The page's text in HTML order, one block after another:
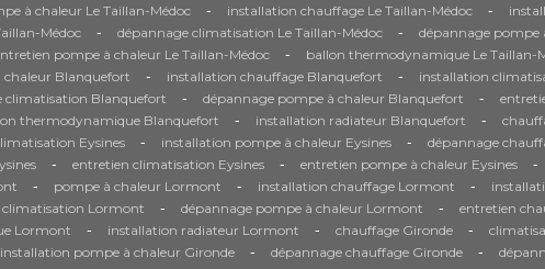
à chaleur Le Taillan-Médoc - installation chauffage Le Taillan-Médoc -
Médoc - dépannage climatisation Le Taillan-Médoc - dépannage pompe
pompe à chaleur Le Taillan-Médoc - ballon thermodynamique Le Taillan-
chaleur Blanquefort - installation chauffage Blanquefort - installation
climatisation Blanquefort - dépannage pompe à chaleur Blanquefort -
thermodynamique Blanquefort - installation radiateur Blanquefort -
Eysines - installation pompe à chaleur Eysines - dépannage
- entretien climatisation Eysines - entretien pompe à chaleur Eysines -
- pompe à chaleur Lormont - installation chauffage Lormont -
climatisation Lormont - dépannage pompe à chaleur Lormont - entretien
Lormont - installation radiateur Lormont - chauffage Gironde -
installation pompe à chaleur Gironde - dépannage chauffage Gironde -